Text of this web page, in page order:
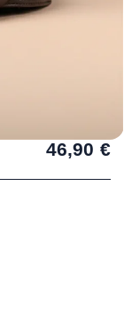
46,90 €